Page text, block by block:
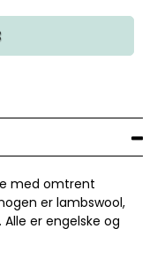
med omtrent
er lambswool,
er engelske og